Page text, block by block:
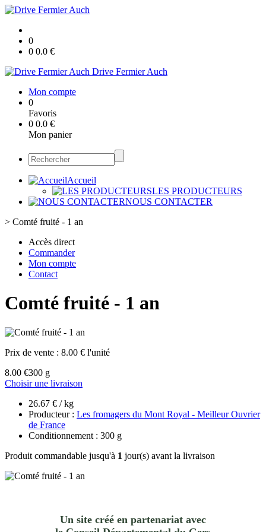
0
0 0.0 €
Drive Fermier Auch
Mon compte
0
Favoris
0 0.0 €
Mon panier
Accueil
LES PRODUCTEURS
NOUS CONTACTER
> Comté fruité - 1 an
Accès direct
Commander
Mon compte
Contact
Comté fruité - 1 an
Prix de vente : 8.00 € l'unité
8.00 €300 g
Choisir une livraison
26.67 € / kg
Producteur : Les fromagers du Mont Royal - Meilleur Ouvrier
de France
Conditionnement : 300 g
Produit commandable jusqu'à 1 jour(s) avant la livraison
Un site créé en partenariat avec